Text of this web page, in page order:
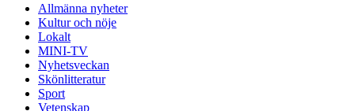
Allmänna nyheter
Kultur och nöje
Lokalt
MINI-TV
Nyhetsveckan
Skönlitteratur
Sport
Vetenskap